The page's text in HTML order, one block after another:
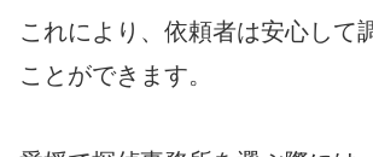
これにより、依頼者は安心して
ことができます。